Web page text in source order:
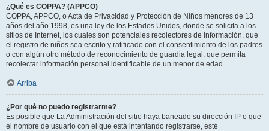
¿Qué es COPPA? (APPCO)
COPPA, APPCO, o Acta de Privacidad y Protección de Niños menores de 13
años del año 1998, es una ley de los Estados Unidos, donde se solicita a los
sitios de Internet, los cuales son potenciales recolectores de información, que
el registro de niños sea escrito y ratificado con el consentimiento de los padres
o con algún otro método de reconocimiento de guardia legal, que permita
recolectar información personal identificable de un menor de edad.
Arriba
¿Por qué no puedo registrarme?
Es posible que La Administración del sitio haya baneado su dirección IP o que
el nombre de usuario con el que está intentando registrarse, esté